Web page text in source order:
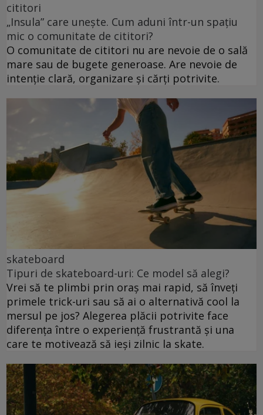
cititori
„Insula” care unește. Cum aduni într-un spațiu
mic o comunitate de cititori?
O comunitate de cititori nu are nevoie de o sală
mare sau de bugete generoase. Are nevoie de
intenție clară, organizare și cărți potrivite.
skateboard
Tipuri de skateboard-uri: Ce model să alegi?
Vrei să te plimbi prin oraș mai rapid, să înveți
primele trick-uri sau să ai o alternativă cool la
mersul pe jos? Alegerea plăcii potrivite face
diferența între o experiență frustrantă și una
care te motivează să ieși zilnic la skate.